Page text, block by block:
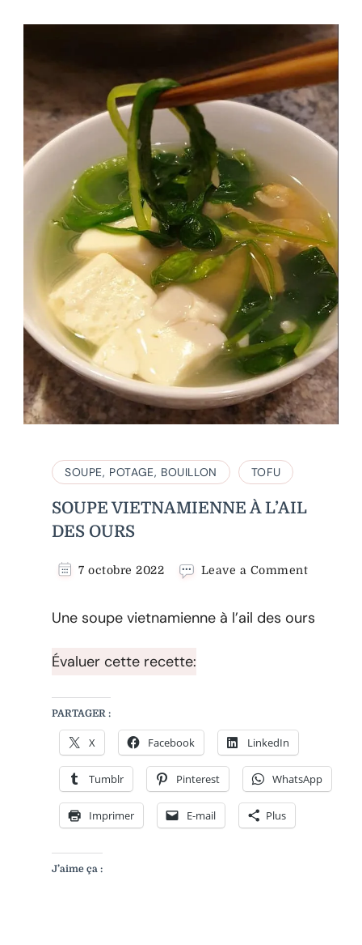
SOUPE, POTAGE, BOUILLON TOFU
SOUPE VIETNAMIENNE À L’AIL
DES OURS
7 octobre 2022 Leave a Commenton
À
Une soupe vietnamienne à l’ail des ours
Évaluer cette recette:
PARTAGER :
X Facebook LinkedIn
Tumblr Pinterest WhatsApp
Imprimer E-mail Plus
J’aime ça :